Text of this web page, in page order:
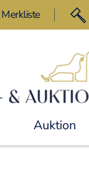
Merkliste
Auktion